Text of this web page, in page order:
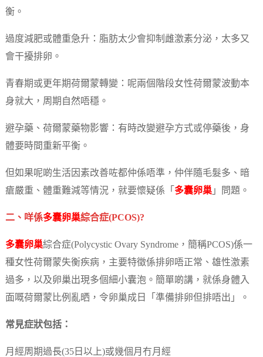
衡。
過度減肥或體重急升：脂肪太少會抑制雌激素分泌，太多又
會干擾排卵。
青春期或更年期荷爾蒙轉變：呢兩個階段女性荷爾蒙波動本
身就大，周期自然唔穩。
避孕藥、荷爾蒙藥物影響：有時改變避孕方式或停藥後，身
體要時間重新平衡。
但如果呢啲生活因素改善咗都仲係唔準，仲伴隨毛髮多、暗
瘡嚴重、體重難減等情況，就要懷疑係「 多囊卵巢」問題。
二、咩係多囊卵巢綜合症(PCOS)?
多囊卵巢綜合症(Polycystic Ovary Syndrome，簡稱PCOS)係一
種女性荷爾蒙失衡疾病，主要特徵係排卵唔正常、雄性激素
過多，以及卵巢出現多個細小囊泡。簡單啲講，就係身體入
面嘅荷爾蒙比例亂晒，令卵巢成日「準備排卵但排唔出」。
常見症狀包括：
月經周期過長(35日以上)或幾個月冇月經